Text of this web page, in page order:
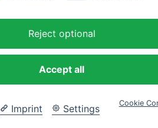
Reject optional
Accept all
Imprint Settings Cookie